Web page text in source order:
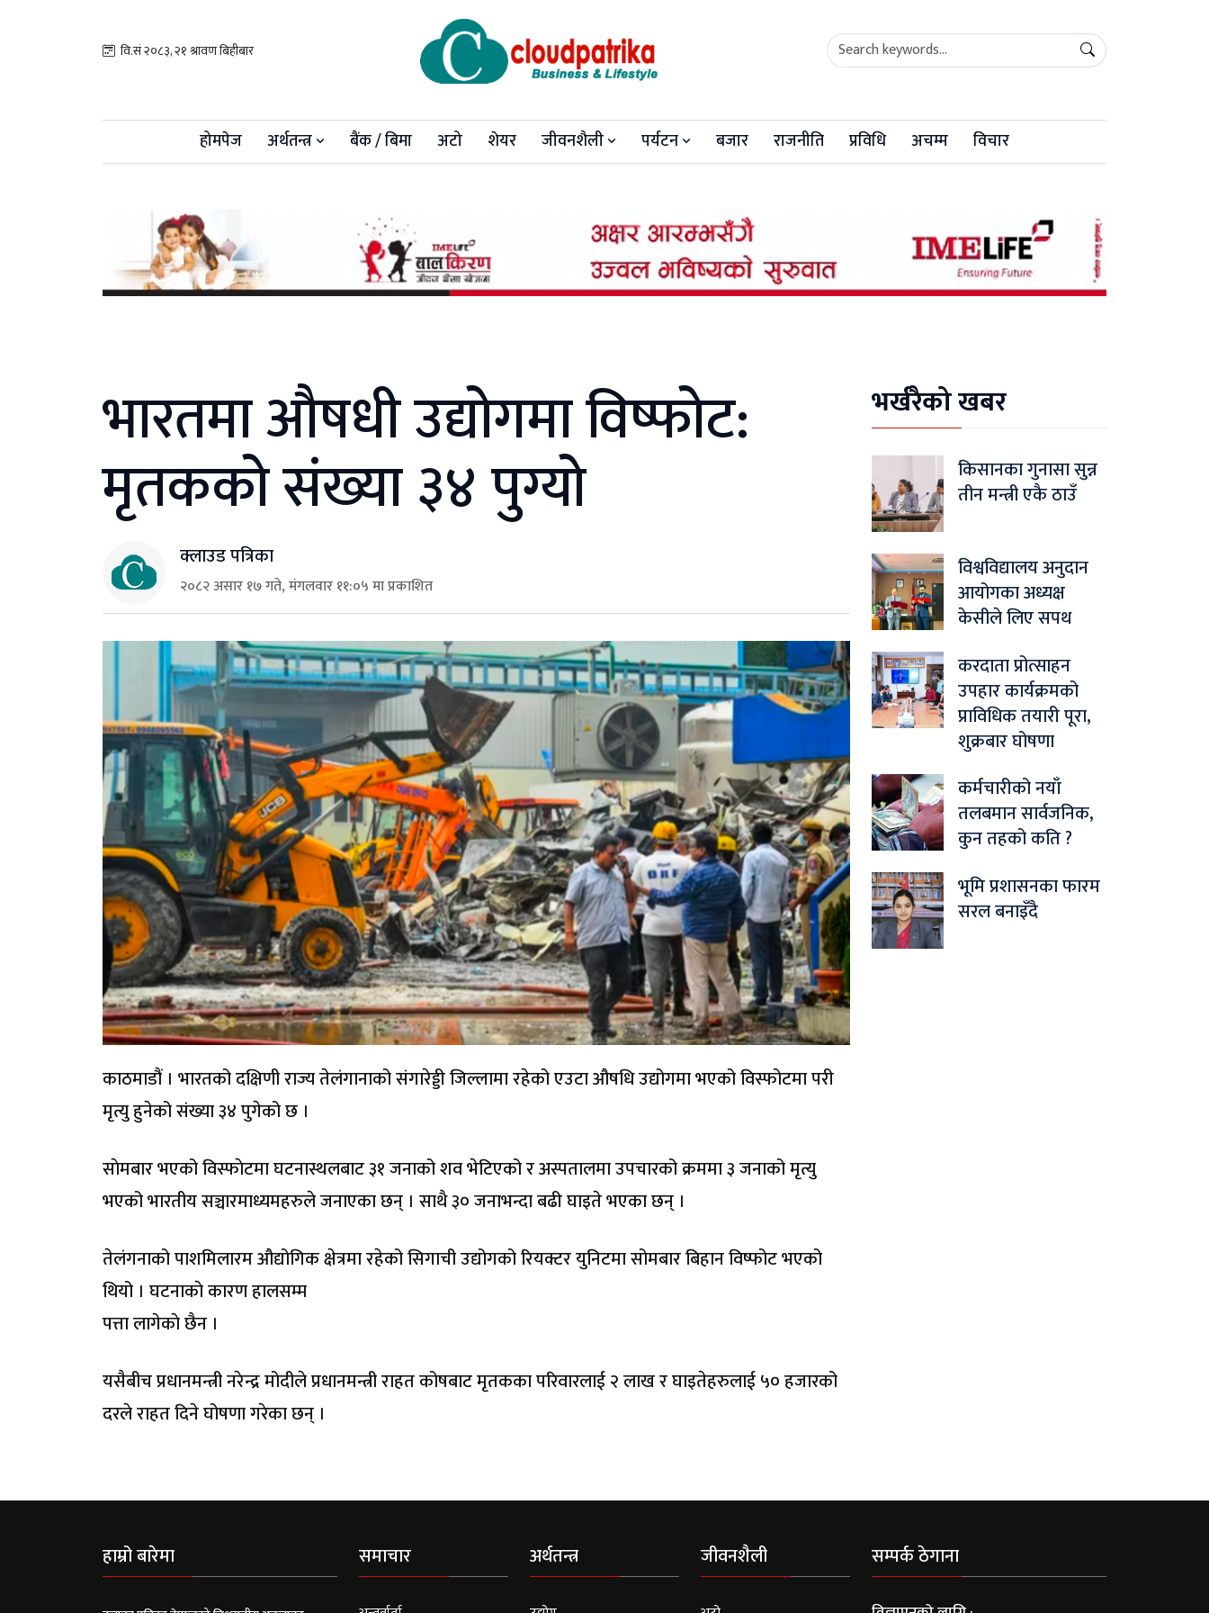
वि.सं २०८३, २१ श्रावण बिहीबार
होमपेज अर्थतन्त्र बैंक / बिमा अटो शेयर जीवनशैली पर्यटन बजार राजनीति प्रविधि अचम्म विचार
भारतमा औषधी उद्योगमा विष्फोट:
मृतकको संख्या ३४ पुग्यो
क्लाउड पत्रिका
२०८२ असार १७ गते, मंगलवार ११:०५ मा प्रकाशित
काठमाडौं । भारतको दक्षिणी राज्य तेलंगानाको संगारेड्डी जिल्लामा रहेको एउटा औषधि उद्योगमा भएको विस्फोटमा परी
मृत्यु हुनेको संख्या ३४ पुगेको छ ।
साेमबार भएको विस्फाेटमा घटनास्थलबाट ३१ जनाको शव भेटिएको र अस्पतालमा उपचारको क्रममा ३ जनाको मृत्यु
भएको भारतीय सञ्चारमाध्यमहरुले जनाएका छन् । साथै ३० जनाभन्दा बढी घाइते भएका छन् ।
तेलंगनाको पाशमिलारम औद्योगिक क्षेत्रमा रहेको सिगाची उद्योगको रियक्टर युनिटमा सोमबार बिहान विष्फोट भएको
थियो । घटनाकाे कारण हालसम्म
पत्ता लागेकाे छैन ।
यसैबीच प्रधानमन्त्री नरेन्द्र मोदीले प्रधानमन्त्री राहत कोषबाट मृतकका परिवारलाई २ लाख र घाइतेहरुलाई ५० हजारको
दरले राहत दिने घोषणा गरेका छन् ।
भर्खरैको खबर
किसानका गुनासा सुन्न
तीन मन्त्री एकै ठाउँ
विश्वविद्यालय अनुदान
आयोगका अध्यक्ष
केसीले लिए सपथ
करदाता प्रोत्साहन
उपहार कार्यक्रमको
प्राविधिक तयारी पूरा,
शुक्रबार घोषणा
कर्मचारीको नयाँ
तलबमान सार्वजनिक,
कुन तहको कति ?
भूमि प्रशासनका फारम
सरल बनाइँदै
हाम्रो बारेमा समाचार अर्थतन्त्र जीवनशैली सम्पर्क ठेगाना